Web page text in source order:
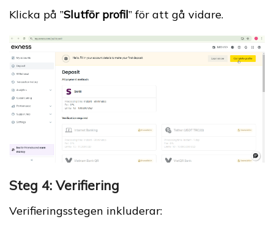
Klicka på ”Slutför profil” för att gå vidare.
Steg 4: Verifiering
Verifieringsstegen inkluderar: